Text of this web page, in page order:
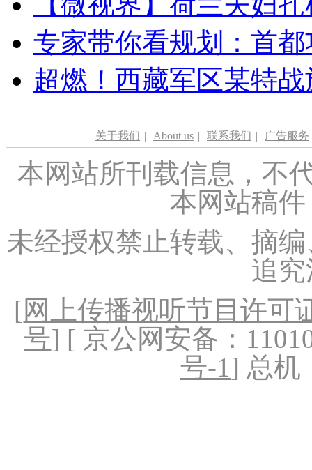
专家带你看规划：首
超燃！西藏军区某特
关于我们 | About us | 联系我们 | 广告服务
本网站所刊载信息，不
本网站稿
未经授权禁止转载、摘
追
[网上传播视听节目许可
号] [ 京公网安备：
号-1] 总机